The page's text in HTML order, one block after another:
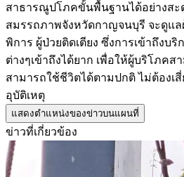
สาธารณูปโภคขั้นพื้นฐานได้อย่างส
สมรรถภาพจังหวัดกาญจนบุรี จะดูแล
พิการ ผู้ป่วยติดเตียง ซึ่งการเข้าถึงบ
ต่างๆเข้าถึงได้ยาก เพื่อให้ผู้บริโภคส
สามารถใช้ชีวิตได้ตามปกติ ไม่ต้องเสี่
อุบัติเหตุ
แสดงตำแหน่งของข่าวบนแผนที่
ข่าวที่เกี่ยวข้อง